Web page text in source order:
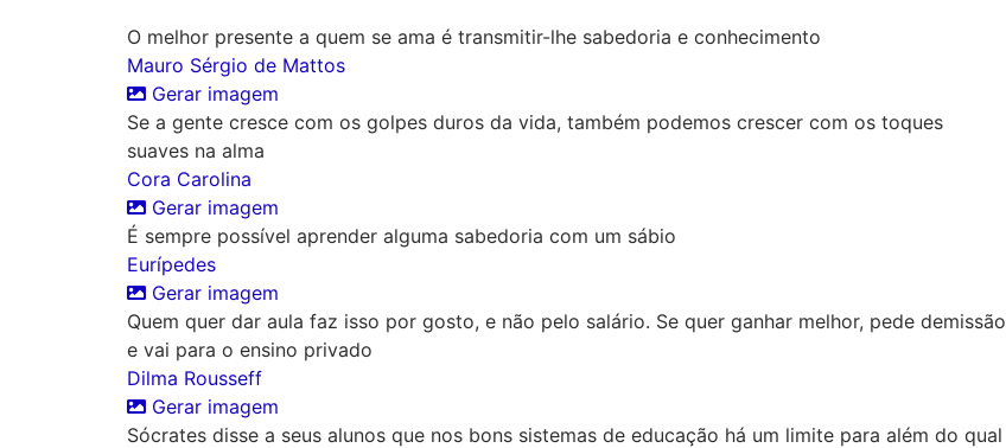
O melhor presente a quem se ama é transmitir-lhe sabedoria e conhecimento
Mauro Sérgio de Mattos
Gerar imagem
Se a gente cresce com os golpes duros da vida, também podemos crescer com os toques
suaves na alma
Cora Carolina
Gerar imagem
É sempre possível aprender alguma sabedoria com um sábio
Eurípedes
Gerar imagem
Quem quer dar aula faz isso por gosto, e não pelo salário. Se quer ganhar melhor, pede demissão
e vai para o ensino privado
Dilma Rousseff
Gerar imagem
Sócrates disse a seus alunos que nos bons sistemas de educação há um limite para além do qual